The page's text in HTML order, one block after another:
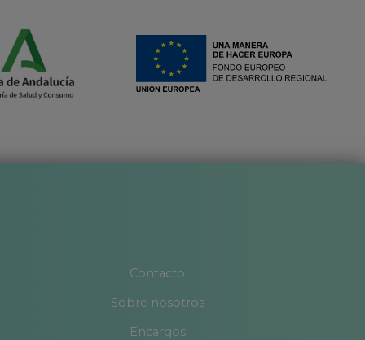
Contacto
Sobre nosotros
Encargos